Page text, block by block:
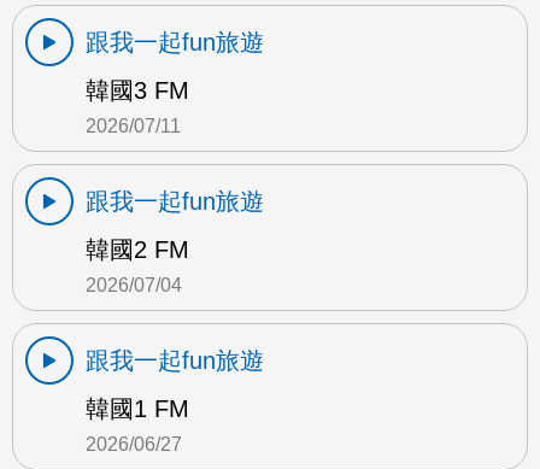
跟我一起fun旅遊
韓國3 FM
2026/07/11
跟我一起fun旅遊
韓國2 FM
2026/07/04
跟我一起fun旅遊
韓國1 FM
2026/06/27